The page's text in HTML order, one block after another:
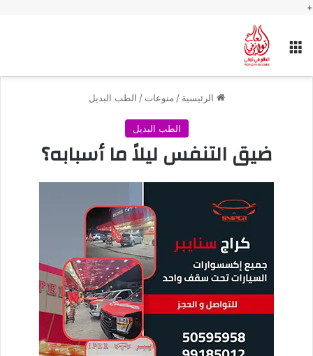
+
القائمة
الرئيسية / منوعات / الطب البديل
الطب البديل
ضيق التنفس ليلاً ما أسبابه؟